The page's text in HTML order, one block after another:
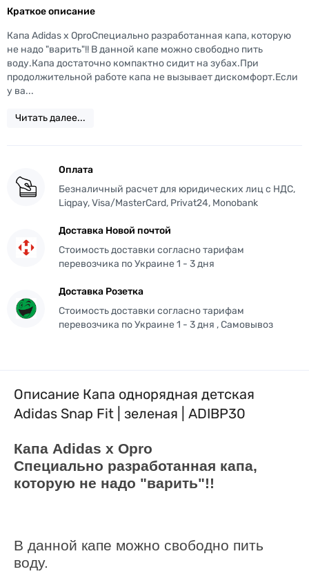
Краткое описание
Капа Adidas x OproСпециально разработанная капа, которую
не надо "варить"!! В данной капе можно свободно пить
воду.Капа достаточно компактно сидит на зубах.При
продолжительной работе капа не вызывает дискомфорт.Если
у ва...
Читать далее...
Оплата
Безналичный расчет для юридических лиц с НДС,
Liqpay, Visa/MasterCard, Privat24, Monobank
Доставка Новой почтой
Стоимость доставки согласно тарифам
перевозчика по Украине 1 - 3 дня
Доставка Розетка
Стоимость доставки согласно тарифам
перевозчика по Украине 1 - 3 дня , Самовывоз
Описание Капа однорядная детская
Adidas Snap Fit | зеленая | ADIBP30
Капа Adidas x Opro
Специально разработанная капа,
которую не надо "варить"!!
В данной капе можно свободно пить
воду.